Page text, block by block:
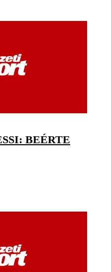
BEÉRTE